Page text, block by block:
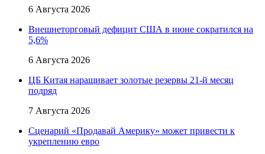
6 Августа 2026
Внешнеторговый дефицит США в июне сократился на
5,6%
6 Августа 2026
ЦБ Китая наращивает золотые резервы 21-й месяц
подряд
7 Августа 2026
Сценарий «Продавай Америку» может привести к
укреплению евро